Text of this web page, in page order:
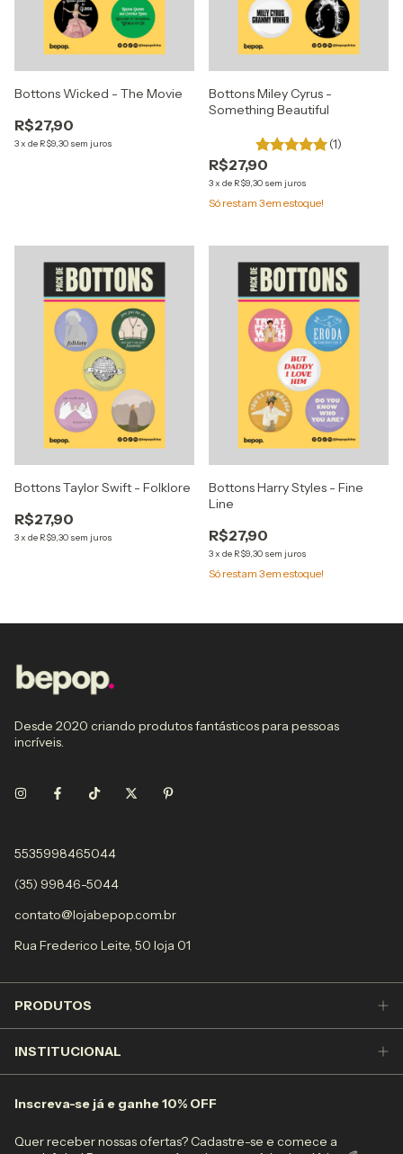
Bottons Wicked - The Movie
R$27,90
3x de R$9,30 sem juros
Bottons Miley Cyrus -
Something Beautiful
(1)
R$27,90
3x de R$9,30 sem juros
Só restam 3em estoque!
Bottons Taylor Swift - Folklore
R$27,90
3x de R$9,30 sem juros
Bottons Harry Styles - Fine
Line
R$27,90
3x de R$9,30 sem juros
Só restam 3em estoque!
Desde 2020 criando produtos fantásticos para pessoas
incríveis.
5535998465044
(35) 99846-5044
contato@lojabepop.com.br
Rua Frederico Leite, 50 loja 01
PRODUTOS
INSTITUCIONAL
Inscreva-se já e ganhe 10% OFF
Quer receber nossas ofertas? Cadastre-se e comece a